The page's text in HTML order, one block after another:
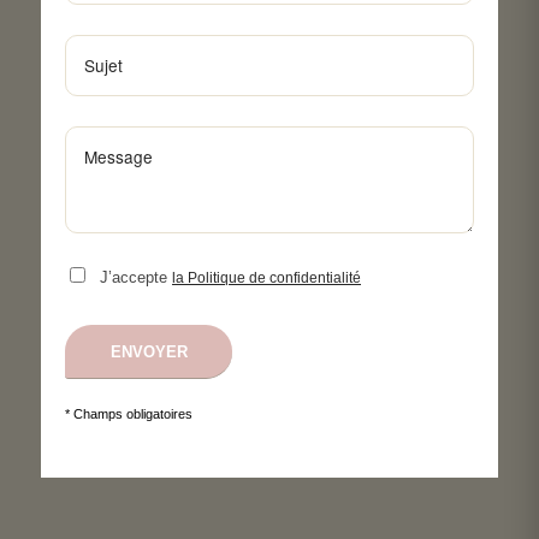
J’accepte la Politique de confidentialité
* Champs obligatoires